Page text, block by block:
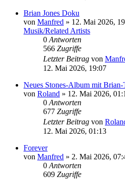
Brian Jones Doku
von Manfred » 12. Mai 2026,
Musik/Related Artists
0 Antworten
566 Zugriffe
Letzter Beitrag von
12. Mai 2026, 19:07
Neues Stones-Album mit
von Roland » 12. Mai 2026,
0 Antworten
677 Zugriffe
Letzter Beitrag von
12. Mai 2026, 01:13
Forever
von Manfred » 2. Mai 2026,
0 Antworten
609 Zugriffe